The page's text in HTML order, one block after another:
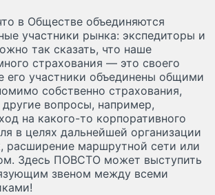
в Обществе объединяются
участники рынка: экспедиторы и
так сказать, что наше
страхования — это своего
его участники объединены общими
собственно страхования,
вопросы, например,
на какого-то корпоративного
в целях дальнейшей организации
расширение маршрутной сети или
Здесь ПОВСТО может выступить
звеном между всеми